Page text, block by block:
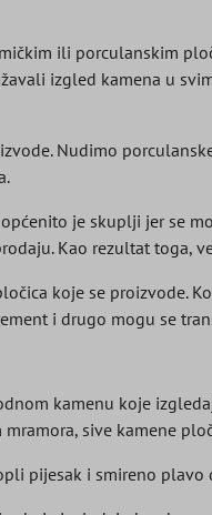
ili porculanskim
izgled kamena u
Nudimo
je skuplji jer se
Kao rezultat toga,
koje se proizvode.
i drugo mogu se
kamenu koje
sive kamene
pijesak i smireno